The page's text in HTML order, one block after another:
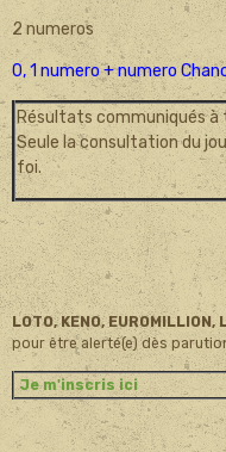
2 numeros
0, 1 numero + numero
Résultats communiqués
Seule la consultation du
foi.
LOTO, KENO,
pour être alerté(e) dès
Je m'inscris ici